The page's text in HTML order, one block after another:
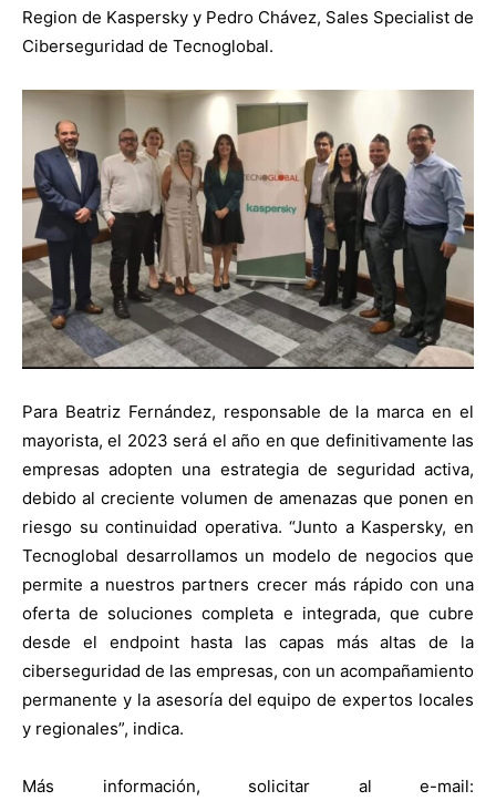
Region de Kaspersky y Pedro Chávez, Sales Specialist de
Ciberseguridad de Tecnoglobal.
Para Beatriz Fernández, responsable de la marca en el
mayorista, el 2023 será el año en que definitivamente las
empresas adopten una estrategia de seguridad activa,
debido al creciente volumen de amenazas que ponen en
riesgo su continuidad operativa. “Junto a Kaspersky, en
Tecnoglobal desarrollamos un modelo de negocios que
permite a nuestros partners crecer más rápido con una
oferta de soluciones completa e integrada, que cubre
desde el endpoint hasta las capas más altas de la
ciberseguridad de las empresas, con un acompañamiento
permanente y la asesoría del equipo de expertos locales
y regionales”, indica.
Más información, solicitar al e-mail: